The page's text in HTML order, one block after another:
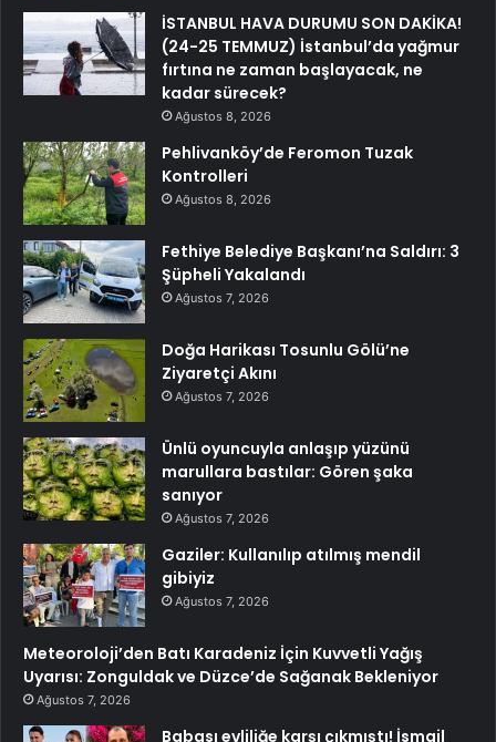
İSTANBUL HAVA DURUMU SON DAKİKA!
(24-25 TEMMUZ) İstanbul’da yağmur
fırtına ne zaman başlayacak, ne
kadar sürecek?
Ağustos 8, 2026
Pehlivanköy’de Feromon Tuzak
Kontrolleri
Ağustos 8, 2026
Fethiye Belediye Başkanı’na Saldırı: 3
Şüpheli Yakalandı
Ağustos 7, 2026
Doğa Harikası Tosunlu Gölü’ne
Ziyaretçi Akını
Ağustos 7, 2026
Ünlü oyuncuyla anlaşıp yüzünü
marullara bastılar: Gören şaka
sanıyor
Ağustos 7, 2026
Gaziler: Kullanılıp atılmış mendil
gibiyiz
Ağustos 7, 2026
Meteoroloji’den Batı Karadeniz İçin Kuvvetli Yağış
Uyarısı: Zonguldak ve Düzce’de Sağanak Bekleniyor
Ağustos 7, 2026
Babası evliliğe karşı çıkmıştı! İsmail